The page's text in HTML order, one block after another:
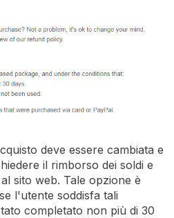
deve essere cambiata e
il rimborso dei soldi e
sito web. Tale opzione è
l'utente soddisfa tali
completato non più di 30